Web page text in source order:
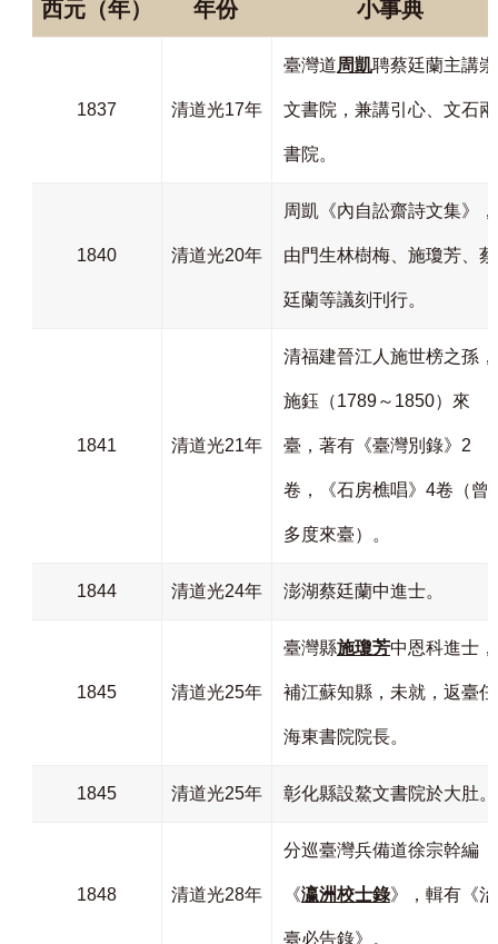
西元（年） 年份 小事典
1837 清道光17年
臺灣道周凱聘蔡廷蘭主講崇
文書院，兼講引心、文石兩
書院。
1840 清道光20年
周凱《內自訟齋詩文集》，
由門生林樹梅、施瓊芳、蔡
廷蘭等議刻刊行。
1841 清道光21年
清福建晉江人施世榜之孫，
施鈺（1789～1850）來
臺，著有《臺灣別錄》2
卷，《石房樵唱》4卷（曾
多度來臺）。
1844 清道光24年 澎湖蔡廷蘭中進士。
1845 清道光25年
臺灣縣施瓊芳中恩科進士，
補江蘇知縣，未就，返臺任
海東書院院長。
1845 清道光25年 彰化縣設鰲文書院於大肚。
1848 清道光28年
分巡臺灣兵備道徐宗幹編
《瀛洲校士錄》，輯有《治
臺必告錄》。